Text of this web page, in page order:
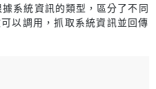
系統資訊的類型，區分了不同
以調用，抓取系統資訊並回傳